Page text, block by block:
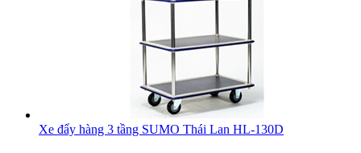
Xe đẩy hàng 3 tầng SUMO Thái Lan HL-130D